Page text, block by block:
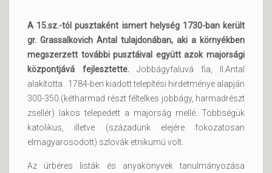
A 15.sz.-tól pusztaként ismert helység 1730-ban került
gr. Grassalkovich Antal tulajdonában, aki a környékben
megszerzett további pusztáival együtt azok majorsági
központjává fejlesztette.Jobbágyfaluvá fia, II.Antal
alakította . 1784-ben kiadott telepítési hirdetménye alapján
300-350 (kétharmad részt féltelkes jobbágy, harmadrészt
zsellér) lakos telepedett a majorság mellé. Többségük
katolikus, illetve (századunk elejére fokozatosan
elmagyarosodott) szlovák etnikumú volt.
Az úrbéres listák és anyakönyvek tanulmányozása